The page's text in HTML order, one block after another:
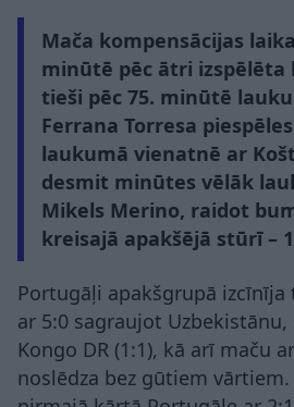
Mača kompensācijas
minūtē pēc ātri izspēlēta
tieši pēc 75. minūtē
Ferrana Torresa
laukumā vienatnē ar
desmit minūtes vēlāk
Mikels Merino, raidot
kreisajā apakšējā stūrī –
Portugāļi apakšgrupā izcīnīja
ar 5:0 sagraujot
Kongo DR (1:1), kā arī maču
noslēdza bez gūtiem